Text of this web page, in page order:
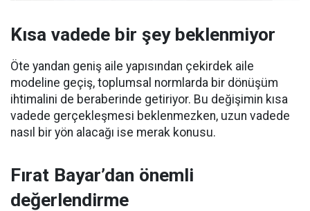
Kısa vadede bir şey beklenmiyor
Öte yandan geniş aile yapısından çekirdek aile
modeline geçiş, toplumsal normlarda bir dönüşüm
ihtimalini de beraberinde getiriyor. Bu değişimin kısa
vadede gerçekleşmesi beklenmezken, uzun vadede
nasıl bir yön alacağı ise merak konusu.
Fırat Bayar’dan önemli
değerlendirme